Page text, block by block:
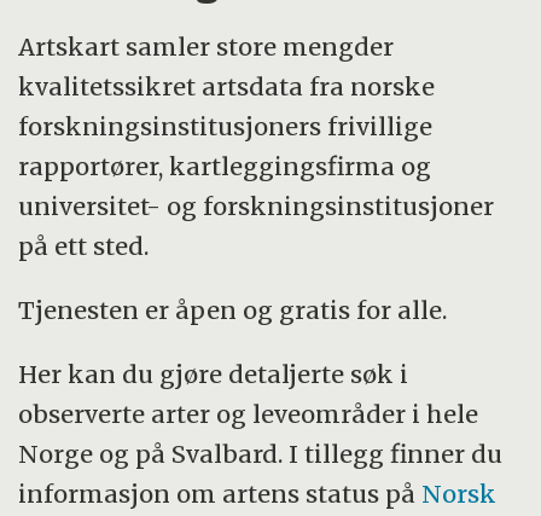
Artskart samler store mengder
kvalitetssikret artsdata fra norske
forskningsinstitusjoners frivillige
rapportører, kartleggingsfirma og
universitet- og forskningsinstitusjoner
på ett sted.
Tjenesten er åpen og gratis for alle.
Her kan du gjøre detaljerte søk i
observerte arter og leveområder i hele
Norge og på Svalbard. I tillegg finner du
informasjon om artens status på Norsk